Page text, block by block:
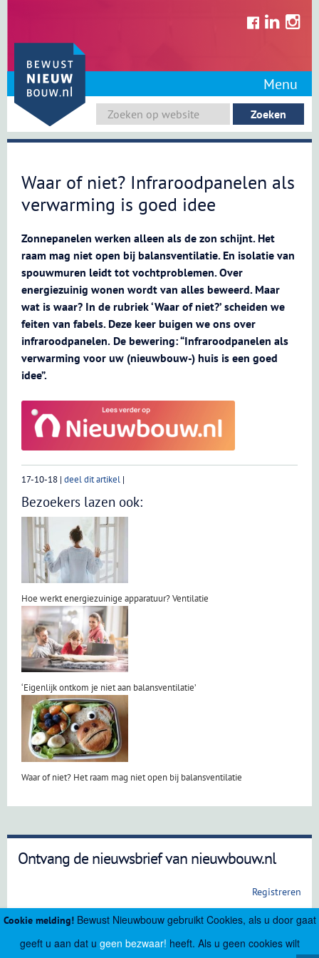
Cookie melding!Bewust Nieuwbouw gebruikt Cookies, als u door gaat
geeft u aan dat u geen bezwaar! heeft. Als u geen cookies wilt
content
Menu
Waar of niet? Infraroodpanelen als
verwarming is goed idee
Zonnepanelen werken alleen als de zon schijnt. Het
raam mag niet open bij balansventilatie. En isolatie van
spouwmuren leidt tot vochtproblemen. Over
energiezuinig wonen wordt van alles beweerd. Maar
wat is waar? In de rubriek ‘Waar of niet?’ scheiden we
feiten van fabels. Deze keer buigen we ons over
infraroodpanelen. De bewering: “Infraroodpanelen als
verwarming voor uw (nieuwbouw-) huis is een goed
idee”.
17-10-18 | deel dit artikel |
Bezoekers lazen ook:
Hoe werkt energiezuinige apparatuur? Ventilatie
‘Eigenlijk ontkom je niet aan balansventilatie’
Waar of niet? Het raam mag niet open bij balansventilatie
Ontvang de nieuwsbrief van nieuwbouw.nl
Registreren